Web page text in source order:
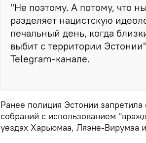
"Не поэтому. А потому, что
разделяет нацистскую
печальный день, когда
выбит с территории
Telegram-канале.
Ранее полиция Эстонии
собраний с использованием
уездах Харьюмаа, Ляэне-Вирумаа